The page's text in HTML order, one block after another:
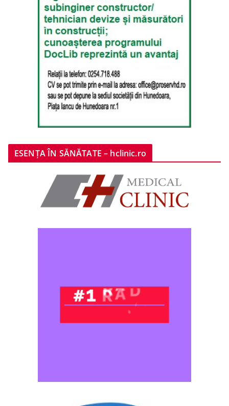
ESENȚA ÎN SĂNĂTATE – hclinic.ro